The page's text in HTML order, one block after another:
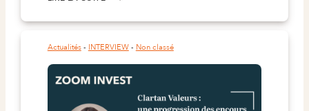
IRELAND
LA
PLUS
BANQUE
IRLANDAISE.
Actualités - INTERVIEW - Non classé